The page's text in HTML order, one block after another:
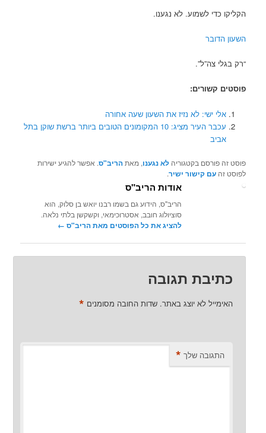
הקליקו כדי לשמוע. לא נגענו.
השעון הדובר
“רק בגלי צה”ל”.
פוסטים קשורים:
אלי ישי: לא נזיז את השעון שעה אחורה
עכבר העיר מציג: 10 המקומונים הטובים ביותר ברשת שוקן בתל
אביב
פוסט זה פורסם בקטגוריהלא נגענו, מאתהריב"ס. אפשר להגיע ישירות
לפוסט זהעם קישור ישיר.
אודות הריב"ס
הריב"ס, הידוע גם בשמו רבנו יואש בן סלוק, הוא
סוציולוג חובב, אסטרוכימאי, וקשקשן בלתי נלאה.
להציג את כל הפוסטים מאת הריב"ס‏ ←
כתיבת תגובה
האימייל לא יוצג באתר. שדות החובה מסומנים *
התגובה שלך *